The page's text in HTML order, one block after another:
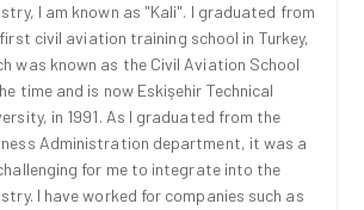
I am known as "Kali". I graduated from
civil aviation training school in Turkey,
was known as the Civil Aviation School
time and is now Eskişehir Technical
in 1991. As I graduated from the
Administration department, it was a
for me to integrate into the
I have worked for companies such as